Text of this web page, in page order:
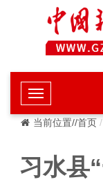
当前位置//首页
习水县